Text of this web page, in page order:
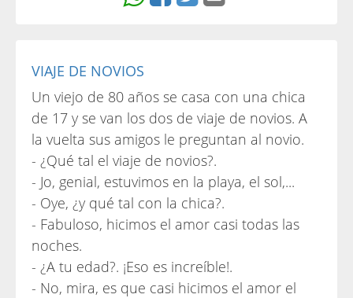
VIAJE DE NOVIOS
Un viejo de 80 años se casa con una chica
de 17 y se van los dos de viaje de novios. A
la vuelta sus amigos le preguntan al novio.
- ¿Qué tal el viaje de novios?.
- Jo, genial, estuvimos en la playa, el sol,...
- Oye, ¿y qué tal con la chica?.
- Fabuloso, hicimos el amor casi todas las
noches.
- ¿A tu edad?. ¡Eso es increíble!.
- No, mira, es que casi hicimos el amor el